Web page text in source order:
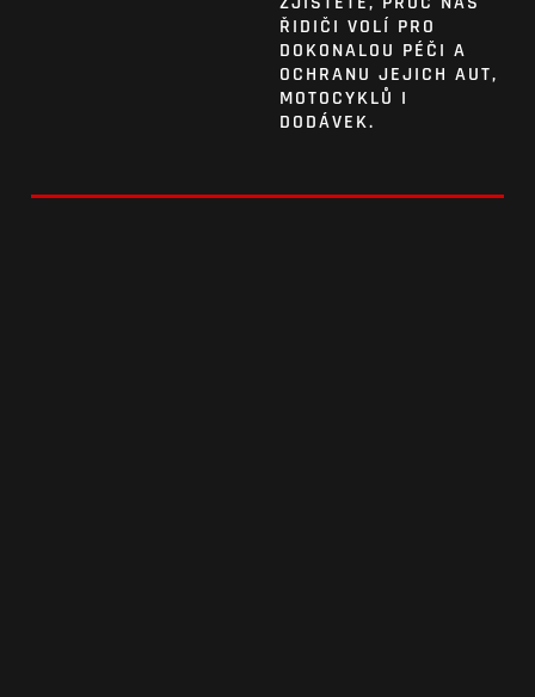
ŘIDIČI VOLÍ PRO
DOKONALOU PÉČI A
OCHRANU JEJICH AUT,
MOTOCYKLŮ I
DODÁVEK.